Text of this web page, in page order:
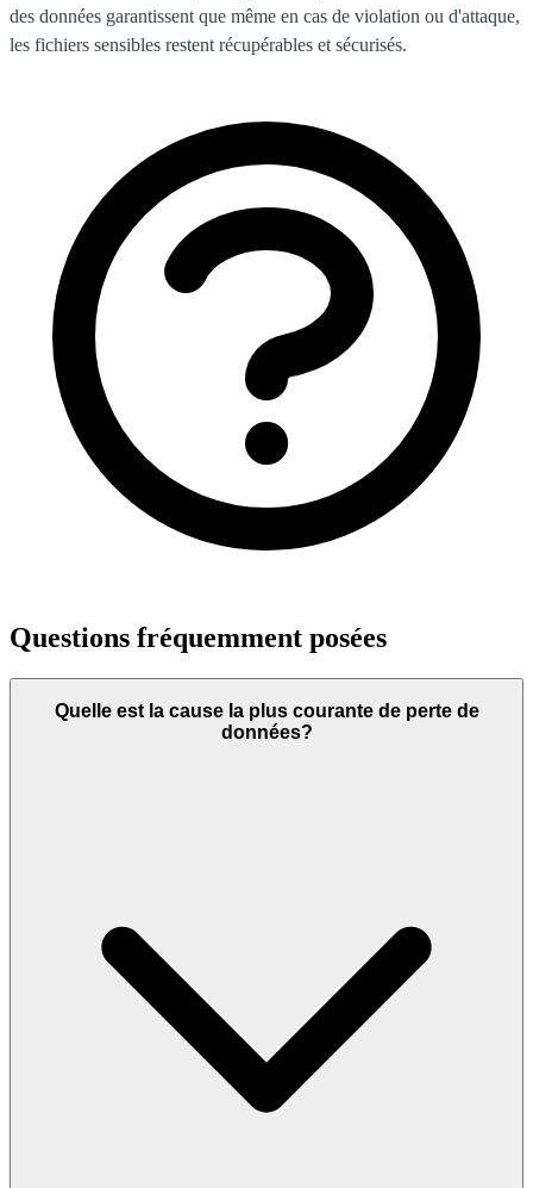
des données garantissent que même en cas de violation ou d'attaque,
les fichiers sensibles restent récupérables et sécurisés.
Questions fréquemment posées
Quelle est la cause la plus courante de perte de
données?